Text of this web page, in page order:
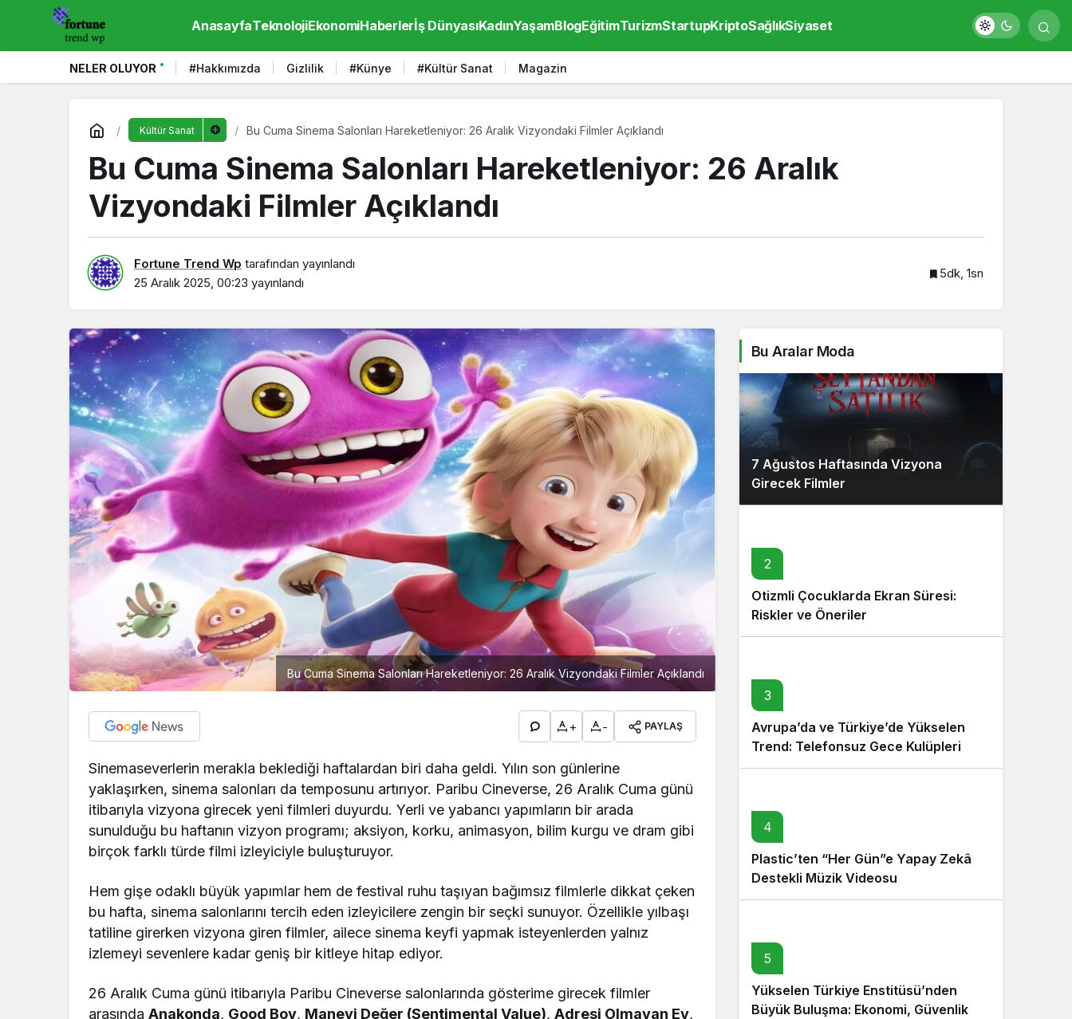
AnasayfaTeknolojiEkonomiHaberlerİş DünyasıKadınYaşamBlogEğitimTurizmStartupKriptoSağlıkSiyaset
NELER OLUYOR #Hakkımızda Gizlilik #Künye #Kültür Sanat Magazin
Kültür Sanat Bu Cuma Sinema Salonları Hareketleniyor: 26 Aralık Vizyondaki Filmler Açıklandı
Bu Cuma Sinema Salonları Hareketleniyor: 26 Aralık
Vizyondaki Filmler Açıklandı
Fortune Trend Wp tarafından yayınlandı
25 Aralık 2025, 00:23 yayınlandı
5dk, 1sn
Bu Cuma Sinema Salonları Hareketleniyor: 26 Aralık Vizyondaki Filmler Açıklandı
+ - PAYLAŞ
Sinemaseverlerin merakla beklediği haftalardan biri daha geldi. Yılın son günlerine
yaklaşırken, sinema salonları da temposunu artırıyor. Paribu Cineverse, 26 Aralık Cuma günü
itibarıyla vizyona girecek yeni filmleri duyurdu. Yerli ve yabancı yapımların bir arada
sunulduğu bu haftanın vizyon programı; aksiyon, korku, animasyon, bilim kurgu ve dram gibi
birçok farklı türde filmi izleyiciyle buluşturuyor.
Hem gişe odaklı büyük yapımlar hem de festival ruhu taşıyan bağımsız filmlerle dikkat çeken
bu hafta, sinema salonlarını tercih eden izleyicilere zengin bir seçki sunuyor. Özellikle yılbaşı
tatiline girerken vizyona giren filmler, ailece sinema keyfi yapmak isteyenlerden yalnız
izlemeyi sevenlere kadar geniş bir kitleye hitap ediyor.
26 Aralık Cuma günü itibarıyla Paribu Cineverse salonlarında gösterime girecek filmler
arasındaAnakonda, Good Boy, Manevi Değer (Sentimental Value),Adresi Olmayan Ev,
Bu Aralar Moda
7 Ağustos Haftasında Vizyona
Girecek Filmler
2
Otizmli Çocuklarda Ekran Süresi:
Riskler ve Öneriler
3
Avrupa’da ve Türkiye’de Yükselen
Trend: Telefonsuz Gece Kulüpleri
4
Plastic’ten “Her Gün”e Yapay Zekâ
Destekli Müzik Videosu
5
Yükselen Türkiye Enstitüsü’nden
Büyük Buluşma: Ekonomi, Güvenlik